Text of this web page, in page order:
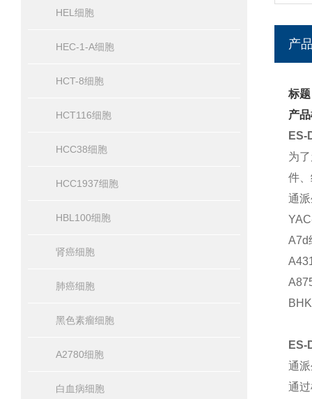
HEL细胞
HEC-1-A细胞
HCT-8细胞
HCT116细胞
HCC38细胞
HCC1937细胞
HBL100细胞
肾癌细胞
肺癌细胞
黑色素瘤细胞
A2780细胞
白血病细胞
产
标
产
ES-
为
件
通
A7d
ES-
通
通